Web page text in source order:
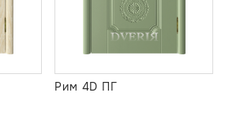
Рим 4D ПГ